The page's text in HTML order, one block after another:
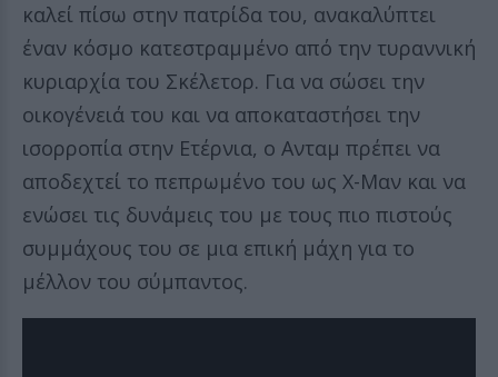
καλεί πίσω στην πατρίδα του, ανακαλύπτει
έναν κόσμο κατεστραμμένο από την τυραννική
κυριαρχία του Σκέλετορ. Για να σώσει την
οικογένειά του και να αποκαταστήσει την
ισορροπία στην Ετέρνια, ο Ανταμ πρέπει να
αποδεχτεί το πεπρωμένο του ως Χ-Μαν και να
ενώσει τις δυνάμεις του με τους πιο πιστούς
συμμάχους του σε μια επική μάχη για το
μέλλον του σύμπαντος.